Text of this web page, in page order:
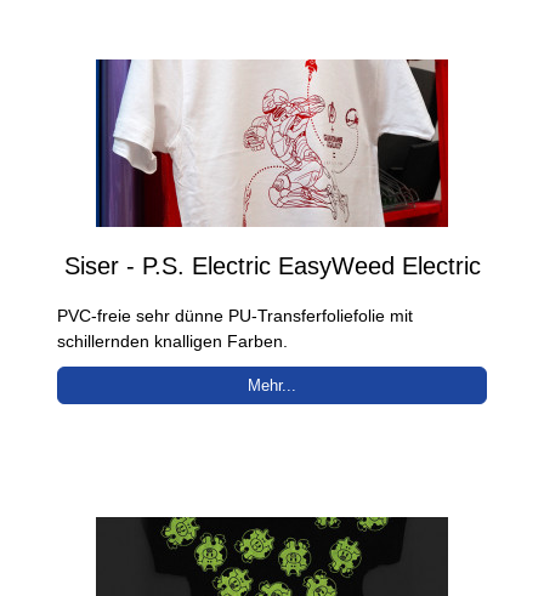
Siser - P.S. Electric EasyWeed Electric
PVC-freie sehr dünne PU-Transferfoliefolie mit
schillernden knalligen Farben.
Mehr...